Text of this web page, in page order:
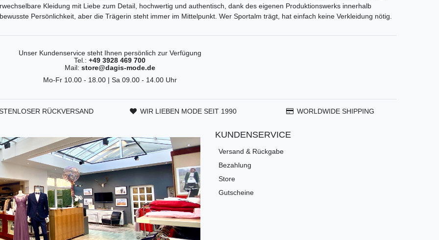
Kleidung mit Liebe zum Detail, hochwertig und authentisch, dank des eigenen Produktionswerks innerhalb
Persönlichkeit, aber die Trägerin steht immer im Mittelpunkt. Wer Sportalm trägt, hat einfach keine Verkleidung nötig.
Unser Kundenservice steht Ihnen persönlich zur Verfügung
Tel.: +49 3928 469 700
Mail: store@dagis-mode.de
Mo-Fr 10.00 - 18.00 | Sa 09.00 - 14.00 Uhr
RÜCKVERSAND WIR LIEBEN MODE SEIT 1990 WORLDWIDE SHIPPING
KUNDENSERVICE
Versand & Rückgabe
Bezahlung
Store
Gutscheine